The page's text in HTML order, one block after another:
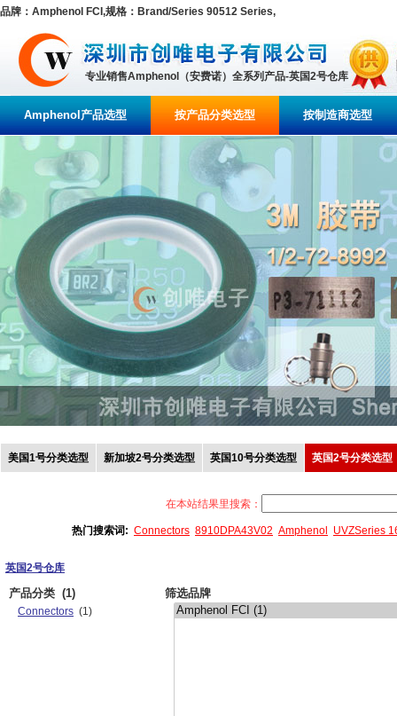
品牌：Amphenol FCI,规格：Brand/Series 90512 Series,
专业销售Amphenol（安费诺）全系列产品-英国2号仓库
Amphenol产品选型 按产品分类选型 按制造商选型
美国1号分类选型 新加坡2号分类选型 英国10号分类选型 英国2号分类选型
在本站结果里搜索：
热门搜索词: Connectors 8910DPA43V02 Amphenol UVZSeries
英国2号仓库
产品分类 (1)
Connectors (1)
筛选品牌